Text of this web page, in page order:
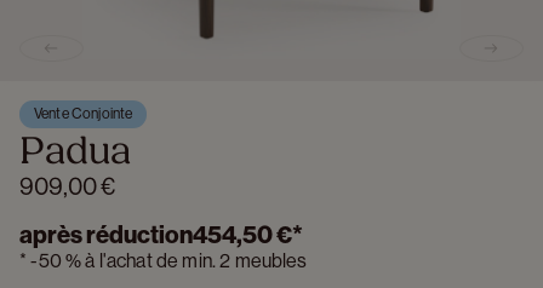
Vente Conjointe
Padua
909,00 €
après réduction454,50 €*
*-50 %à l'achat de min. 2 meubles